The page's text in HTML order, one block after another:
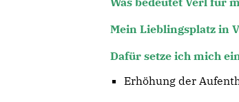
Mein Lieblingsplatz in
Dafür setze ich mich
Erhöhung der